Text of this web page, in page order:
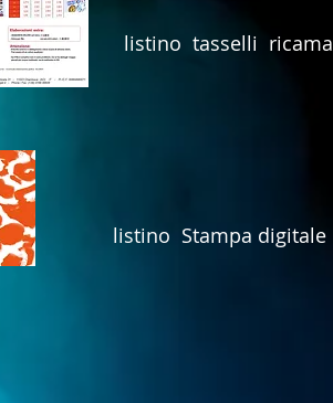
listino tasselli
listino Stampa digitale